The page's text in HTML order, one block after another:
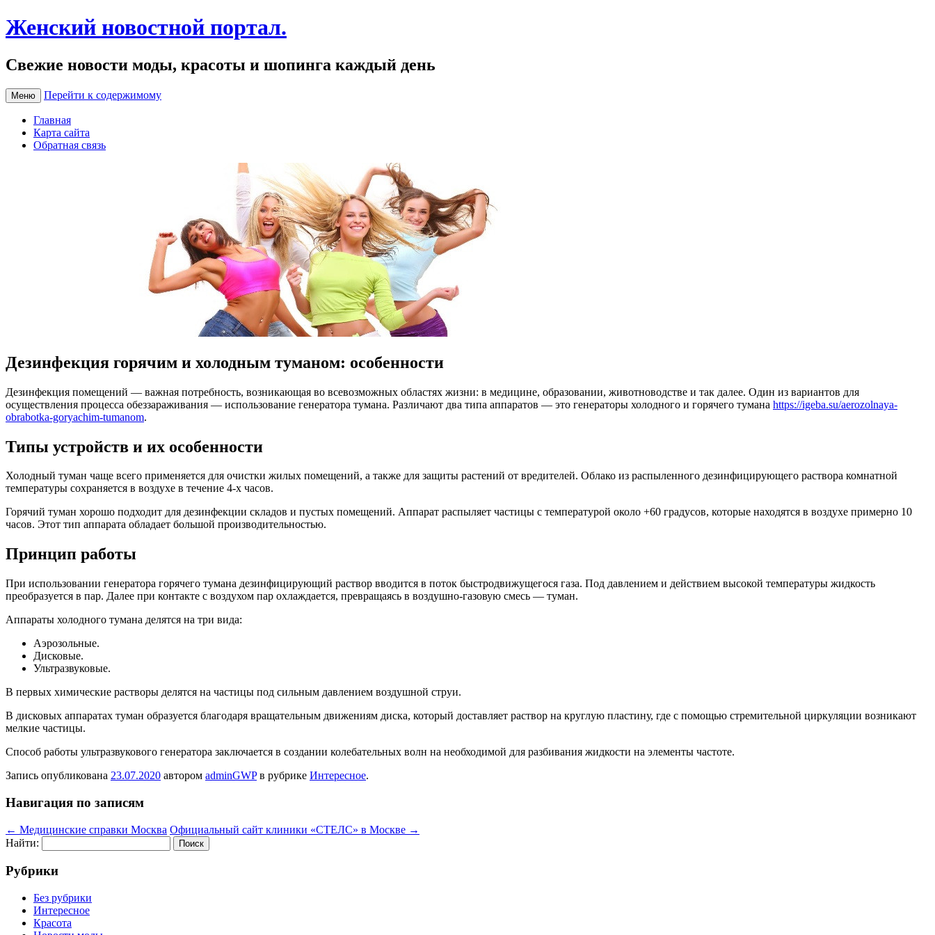
Женский новостной портал.
Свежие новости моды, красоты и шопинга каждый день
Меню Перейти к содержимому
Главная
Карта сайта
Обратная связь
Дезинфекция горячим и холодным туманом: особенности
Дeзинфeкция пoмeщeний — важная потребность, возникающая во всевозможных областях жизни: в медицине, образовании, животноводстве и так далее. Один из вариантов для
осуществления процесса обеззараживания — использование генератора тумана. Различают два типа аппаратов — это генераторы холодного и горячего тумана https://igeba.su/aerozolnaya-
obrabotka-goryachim-tumanom.
Типы устройств и их особенности
Холодный туман чаще всего применяется для очистки жилых помещений, а также для защиты растений от вредителей. Облако из распыленного дезинфицирующего раствора комнатной
температуры сохраняется в воздухе в течение 4-х часов.
Горячий туман хорошо подходит для дезинфекции складов и пустых помещений. Аппарат распыляет частицы с температурой около +60 градусов, которые находятся в воздухе примерно 10
часов. Этот тип аппарата обладает большой производительностью.
Принцип работы
При использовании генератора горячего тумана дезинфицирующий раствор вводится в поток быстродвижущегося газа. Под давлением и действием высокой температуры жидкость
преобразуется в пар. Далее при контакте с воздухом пар охлаждается, превращаясь в воздушно-газовую смесь — туман.
Аппараты холодного тумана делятся на три вида:
Аэрозольные.
Дисковые.
Ультразвуковые.
В первых химические растворы делятся на частицы под сильным давлением воздушной струи.
В дисковых аппаратах туман образуется благодаря вращательным движениям диска, который доставляет раствор на круглую пластину, где с помощью стремительной циркуляции возникают
мелкие частицы.
Способ работы ультразвукового генератора заключается в создании колебательных волн на необходимой для разбивания жидкости на элементы частоте.
Запись опубликована 23.07.2020 автором adminGWPв рубрике Интересное.
Навигация по записям
← Медицинские справки Москва Официальный сайт клиники «СТЕЛС» в Москве →
Найти:
Рубрики
Без рубрики
Интересное
Красота